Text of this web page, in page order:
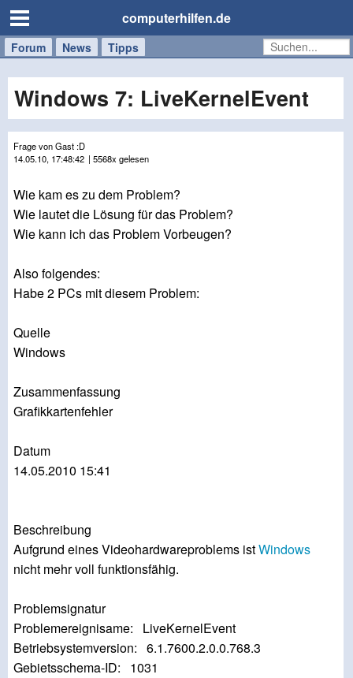
computerhilfen.de
Forum News Tipps
Handy
Tablet
Windows
Mac
Windows 7: LiveKernelEvent
Frage von Gast :D
14.05.10, 17:48:42 | 5568x gelesen
Wie kam es zu dem Problem?
Wie lautet die Lösung für das Problem?
Wie kann ich das Problem Vorbeugen?
Also folgendes:
Habe 2 PCs mit diesem Problem:
Quelle
Windows
Zusammenfassung
Grafikkartenfehler
Datum
‎14.‎05.‎2010 15:41
Beschreibung
Aufgrund eines Videohardwareproblems istWindows
nicht mehr voll funktionsfähig.
Problemsignatur
Problemereignisame: LiveKernelEvent
Betriebsystemversion: 6.1.7600.2.0.0.768.3
Gebietsschema-ID: 1031